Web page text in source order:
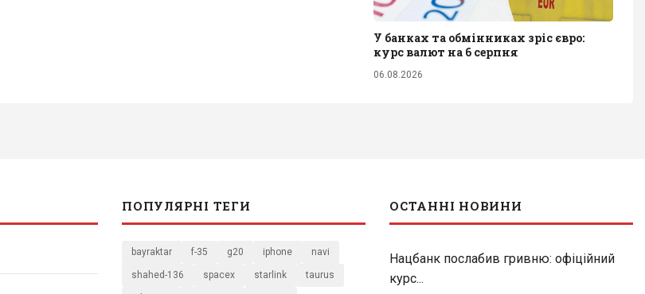
У банках та обмінниках зріс євро:
курс валют на 6 серпня
06.08.2026
ПОПУЛЯРНІ ТЕГИ
bayraktar f-35 g20 iphone navi
shahed-136 spacex starlink taurus
ОСТАННІ НОВИНИ
Нацбанк послабив гривню: офіційний
курс...